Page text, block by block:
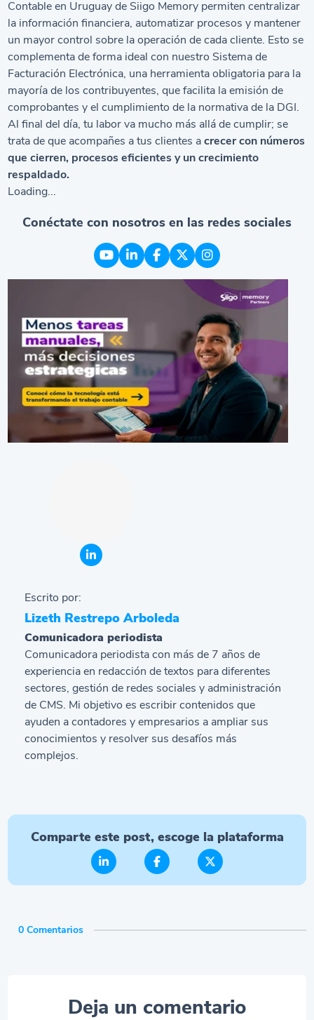
Contable en Uruguayde Siigo Memory permiten centralizar
la información financiera, automatizar procesos y mantener
un mayor control sobre la operación de cada cliente. Esto se
complementa de forma ideal con nuestro Sistema de
Facturación Electrónica, una herramienta obligatoria para la
mayoría de los contribuyentes, que facilita la emisión de
comprobantes y el cumplimiento de la normativa de la DGI.
Al final del día, tu labor va mucho más allá de cumplir; se
trata de que acompañes a tus clientes acrecer con números
que cierren, procesos eficientes y un crecimiento
respaldado.
Loading...
Conéctate con nosotros en las redes sociales
Escrito por:
Lizeth Restrepo Arboleda
Comunicadora periodista
Comunicadora periodista con más de 7 años de
experiencia en redacción de textos para diferentes
sectores, gestión de redes sociales y administración
de CMS. Mi objetivo es escribir contenidos que
ayuden a contadores y empresarios a ampliar sus
conocimientos y resolver sus desafíos más
complejos.
Comparte este post, escoge la plataforma
0 Comentarios
Deja un comentario